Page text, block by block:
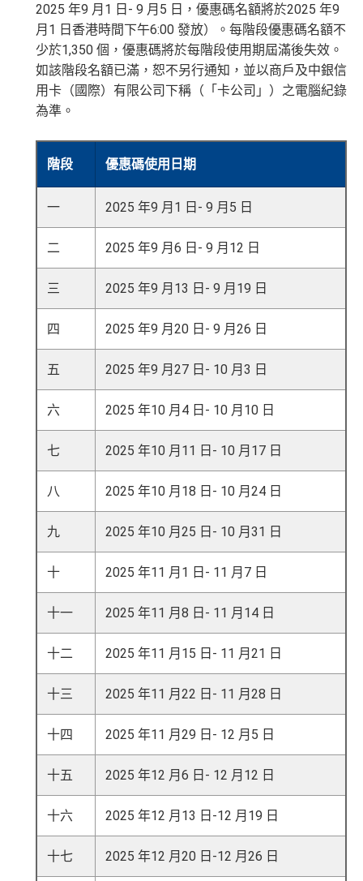
2025 年9 月1 日- 9 月5 日，優惠碼名額將於2025 年9
月1 日香港時間下午6:00 發放）。每階段優惠碼名額不
少於1,350 個，優惠碼將於每階段使用期屆滿後失效。
如該階段名額已滿，恕不另行通知，並以商戶及中銀信
用卡（國際）有限公司下稱（「卡公司」）之電腦紀錄
為準。
階段 優惠碼使用日期
一 2025 年9 月1 日- 9 月5 日
二 2025 年9 月6 日- 9 月12 日
三 2025 年9 月13 日- 9 月19 日
四 2025 年9 月20 日- 9 月26 日
五 2025 年9 月27 日- 10 月3 日
六 2025 年10 月4 日- 10 月10 日
七 2025 年10 月11 日- 10 月17 日
八 2025 年10 月18 日- 10 月24 日
九 2025 年10 月25 日- 10 月31 日
十 2025 年11 月1 日- 11 月7 日
十一 2025 年11 月8 日- 11 月14 日
十二 2025 年11 月15 日- 11 月21 日
十三 2025 年11 月22 日- 11 月28 日
十四 2025 年11 月29 日- 12 月5 日
十五 2025 年12 月6 日- 12 月12 日
十六 2025 年12 月13 日-12 月19 日
十七 2025 年12 月20 日-12 月26 日